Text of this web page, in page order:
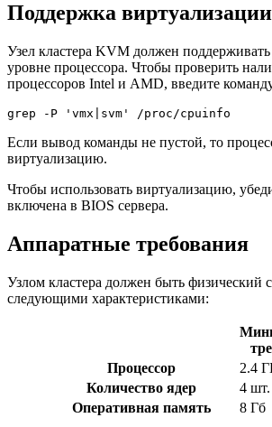
Поддержка виртуализации
Узел кластера KVM должен
уровне процессора. Чтобы проверить
процессоров Intel и AMD, введите
grep -P 'vmx|svm' /proc/cpuinfo
Если вывод команды не пустой, то
виртуализацию.
Чтобы использовать виртуализацию,
включена в BIOS сервера.
Аппаратные требования
Узлом кластера должен быть физический
следующими характеристиками:
Процессор
2.4
Количество ядер
4 шт.
Оперативная память
8 Гб